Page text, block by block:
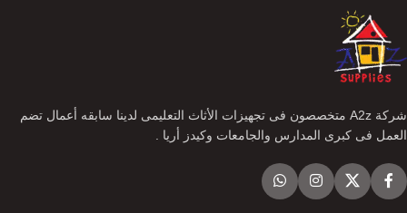
شركة A2z متخصصون فى تجهيزات الأثاث التعليمى لدينا سابقه أعمال تضم
العمل فى كبرى المدارس والجامعات وكيدز أريا .